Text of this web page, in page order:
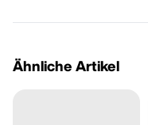
Ähnliche Artikel